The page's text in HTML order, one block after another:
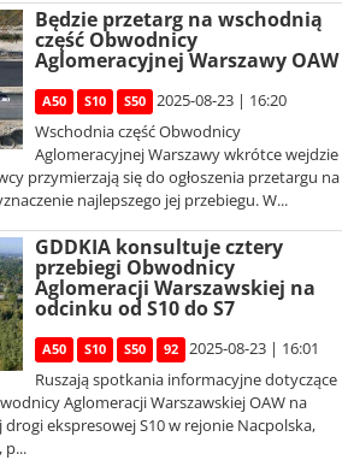
Będzie przetarg na wschodnią
część Obwodnicy
Aglomeracyjnej Warszawy OAW
A50 S10 S50
2025-08-23 | 16:20
Wschodnia część Obwodnicy
Aglomeracyjnej Warszawy wkrótce wejdzie
przymierzają się do ogłoszenia przetargu na
najlepszego jej przebiegu. W...
GDDKIA konsultuje cztery
przebiegi Obwodnicy
Aglomeracji Warszawskiej na
odcinku od S10 do S7
A50 S10 S50 92
2025-08-23 | 16:01
Ruszają spotkania informacyjne dotyczące
Aglomeracji Warszawskiej OAW na
ekspresowej S10 w rejonie Nacpolska,
p...